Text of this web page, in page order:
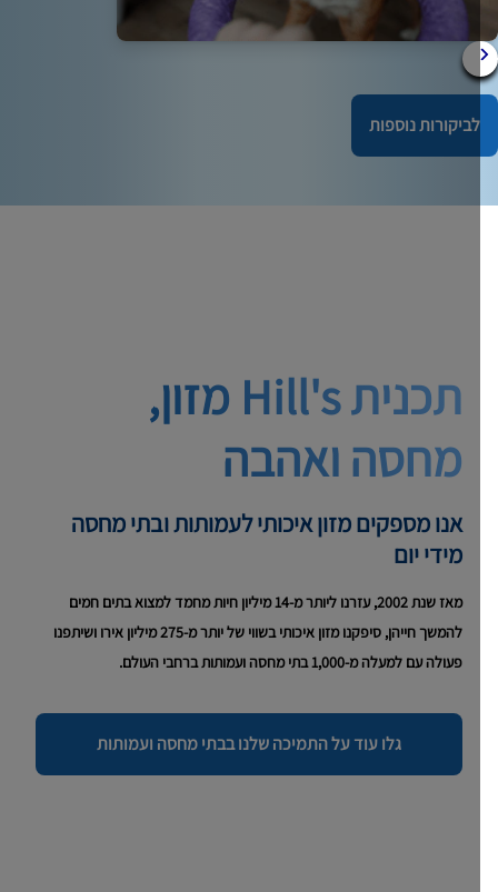
לביקורות נוספות
תכנית Hill's מזון,
מחסה ואהבה
אנו מספקים מזון איכותי לעמותות ובתי מחסה
מידי יום
מאז שנת 2002, עזרנו ליותר מ-14 מיליון חיות מחמד למצוא בתים חמים
להמשך חייהן, סיפקנו מזון איכותי בשווי של יותר מ-275 מיליון אירו ושיתפנו
פעולה עם למעלה מ-1,000 בתי מחסה ועמותות ברחבי העולם.
גלו עוד על התמיכה שלנו בבתי מחסה ועמותות